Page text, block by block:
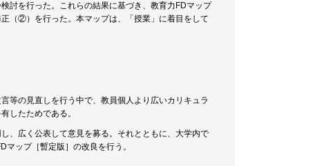
討を行った。これらの結果に基づき、教育力FDマップ
（②）を行った。本マップは、「授業」に着目をして
等の見直しを行う中で、教員個人より広いカリキュラ
したためである。
、広く公表して意見を募る。それとともに、大学内で
ップ［暫定版］の改良を行う。